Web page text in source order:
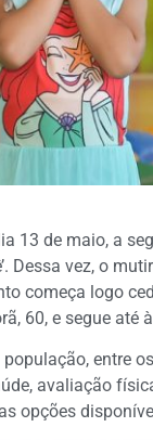
13 de maio, a
Dessa vez, o
começa logo
60, e segue até
entre
avaliação
opções